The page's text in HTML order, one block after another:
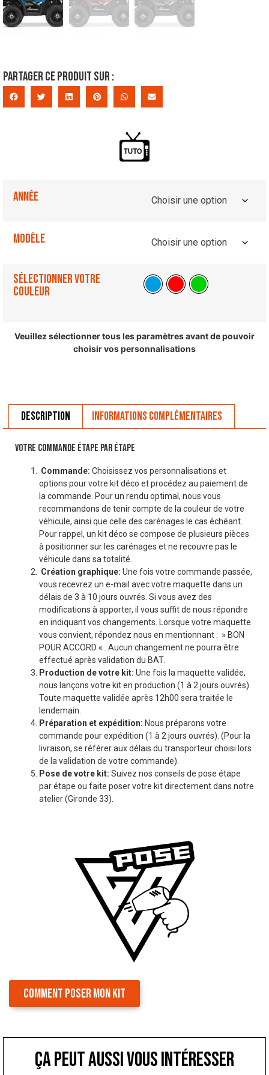
Partager ce produit sur :
Année
Modèle
Sélectionner votre
couleur
Veuillez sélectionner tous les paramètres avant de pouvoir
choisir vos personnalisations
Description Informations complémentaires
VOTRE COMMANDE ÉTAPE PAR ÉTAPE
Commande: Choisissez vos personnalisations et
options pour votre kit déco et procédez au paiement de
la commande. Pour un rendu optimal, nous vous
recommandons de tenir compte de la couleur de votre
véhicule, ainsi que celle des carénages le cas échéant.
Pour rappel, un kit déco se compose de plusieurs pièces
à positionner sur les carénages et ne recouvre pas le
véhicule dans sa totalité.
Création graphique: Une fois votre commande passée,
vous recevrez un e-mail avec votre maquette dans un
délais de 3 à 10 jours ouvrés. Si vous avez des
modifications à apporter, il vous suffit de nous répondre
en indiquant vos changements. Lorsque votre maquette
vous convient, répondez nous en mentionnant : » BON
POUR ACCORD « . Aucun changement ne pourra être
effectué après validation du BAT.
Production de votre kit: Une fois la maquette validée,
nous lançons votre kit en production (1 à 2 jours ouvrés).
Toute maquette validée après 12h00 sera traitée le
lendemain.
Préparation et expédition: Nous préparons votre
commande pour expédition (1 à 2 jours ouvrés). (Pour la
livraison, se référer aux délais du transporteur choisi lors
de la validation de votre commande).
Pose de votre kit: Suivez nos conseils de pose étape
par étape ou faite poser votre kit directement dans notre
atelier (Gironde 33).
COMMENT POSER MON KIT
ça peut aussi vous intéresser